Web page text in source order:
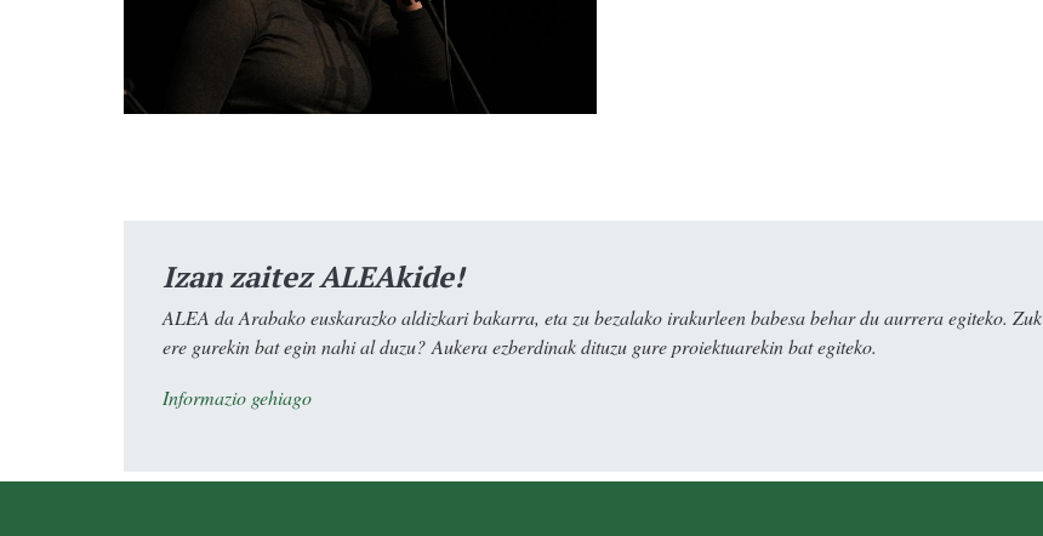
Izan zaitez ALEAkide!
ALEA da Arabako euskarazko aldizkari bakarra, eta zu bezalako irakurleen babesa behar du aurrera egiteko. Zuk
ere gurekin bat egin nahi al duzu? Aukera ezberdinak dituzu gure proiektuarekin bat egiteko.
Informazio gehiago